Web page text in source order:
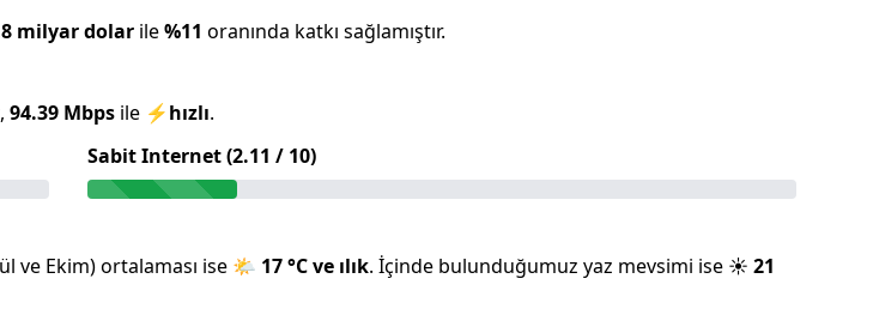
milyardolar ile%11 oranında katkı sağlamıştır.
94.39 Mbps ile ⚡hızlı.
Sabit Internet (2.11 / 10)
ve Ekim) ortalaması ise 🌤️ 17°C ve ılık. İçinde bulunduğumuz yaz mevsimi ise ☀️ 21